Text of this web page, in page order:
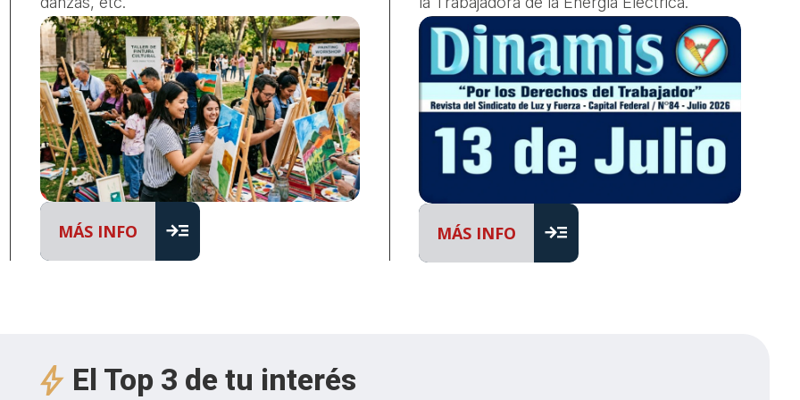
MÁS INFO read_more MÁS INFO read_more
El Top 3 de tu interés